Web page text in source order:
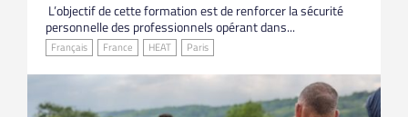
L’objectif de cette formation est de renforcer la sécurité
personnelle des professionnels opérant dans...
Français France HEAT Paris